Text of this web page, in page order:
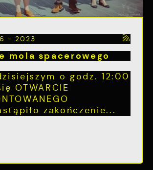
- 2023
mola spacerowego
o godz. 12:00
OTWARCIE
zakończenie...